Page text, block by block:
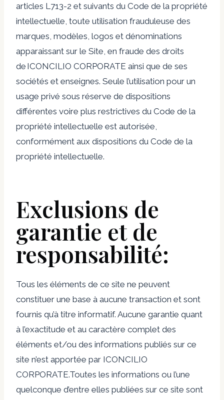
articles L713-2 et suivants du Code de la propriété
intellectuelle, toute utilisation frauduleuse des
marques, modèles, logos et dénominations
apparaissant sur le Site, en fraude des droits
de ICONCILIO CORPORATE ainsi que de ses
sociétés et enseignes. Seule l’utilisation pour un
usage privé sous réserve de dispositions
différentes voire plus restrictives du Code de la
propriété intellectuelle est autorisée,
conformément aux dispositions du Code de la
propriété intellectuelle.
Exclusions de
garantie et de
responsabilité:
Tous les éléments de ce site ne peuvent
constituer une base à aucune transaction et sont
fournis qu’à titre informatif. Aucune garantie quant
à l’exactitude et au caractère complet des
éléments et/ou des informations publiés sur ce
site n’est apportée par ICONCILIO
CORPORATE.Toutes les informations ou l’une
quelconque d’entre elles publiées sur ce site sont